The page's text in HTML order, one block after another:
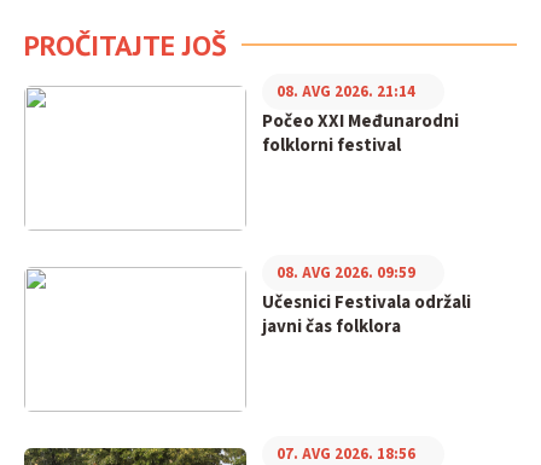
PROČITAJTE JOŠ
Počeo XXI Međunarodni
folklorni festival
08. AVG 2026. 21:14
Učesnici Festivala održali
javni čas folklora
08. AVG 2026. 09:59
07. AVG 2026. 18:56